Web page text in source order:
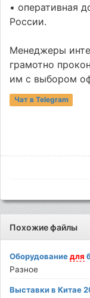
• оперативная
России.
Менеджеры
грамотно
им с выбором
Чат в Telegram
Похожие файлы
Оборудованиедля
Разное
Выставки в Китае